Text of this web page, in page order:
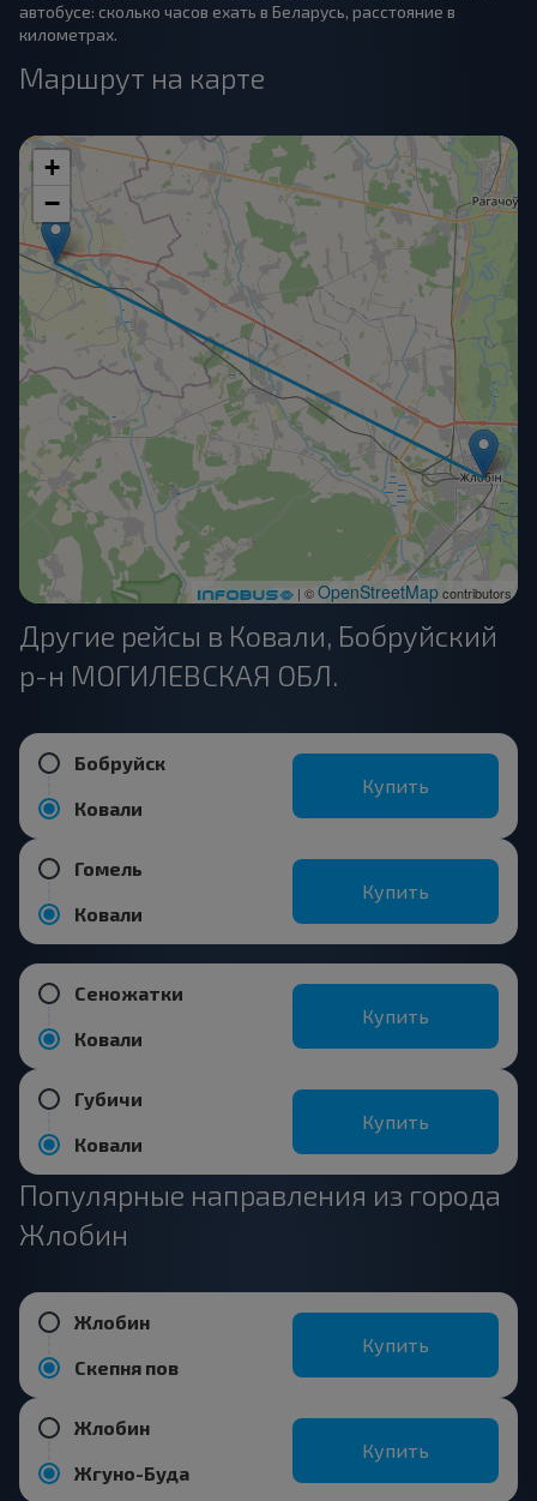
автобусе: сколько часов ехать в Беларусь, расстояние в
километрах.
Маршрут на карте
+
−
| ©OpenStreetMapcontributors
Другие рейсы в Ковали, Бобруйский
р-н МОГИЛЕВСКАЯ ОБЛ.
Бобруйск
Ковали
Купить
Гомель
Ковали
Купить
Сеножатки
Ковали
Купить
Губичи
Ковали
Купить
Популярные направления из города
Жлобин
Жлобин
Скепня пов
Купить
Жлобин
Жгуно-Буда
Купить